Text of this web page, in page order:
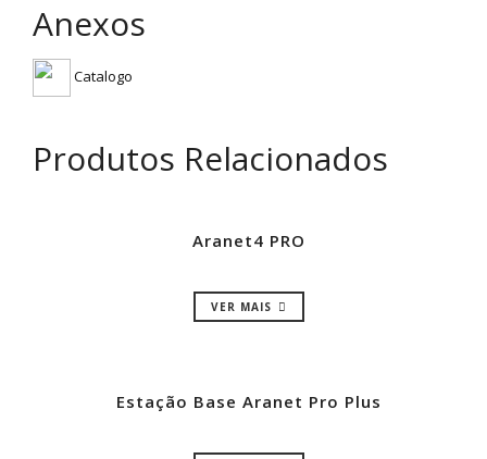
Anexos
Catalogo
Produtos Relacionados
Aranet4 PRO
VER MAIS
Estação Base Aranet Pro Plus